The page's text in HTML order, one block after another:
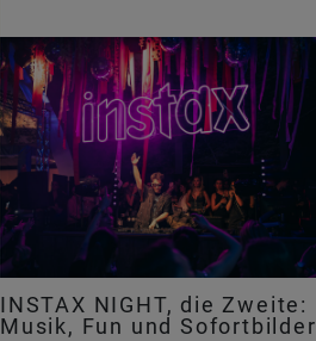
INSTAX NIGHT, die Zweite:
Musik, Fun und Sofortbilder